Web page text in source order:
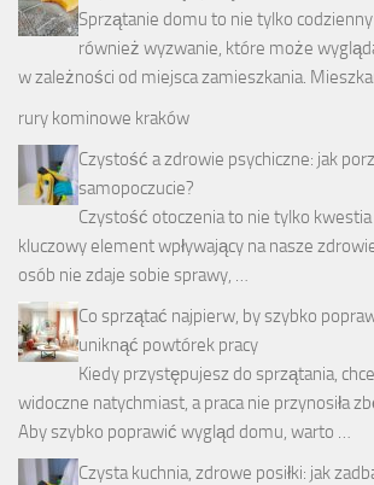
Sprzątanie domu to nie tylko
również wyzwanie, które może
w zależności od miejsca zamieszkania.
rury kominowe kraków
Czystość a zdrowie psychiczne: jak
samopoczucie?
Czystość otoczenia to nie tylko
kluczowy element wpływający na nasze
osób nie zdaje sobie sprawy, …
Co sprzątać najpierw, by szybko
uniknąć powtórek pracy
Kiedy przystępujesz do sprzątania,
widoczne natychmiast, a praca nie przynosiła
Aby szybko poprawić wygląd domu, warto …
Czysta kuchnia, zdrowe posiłki: jak